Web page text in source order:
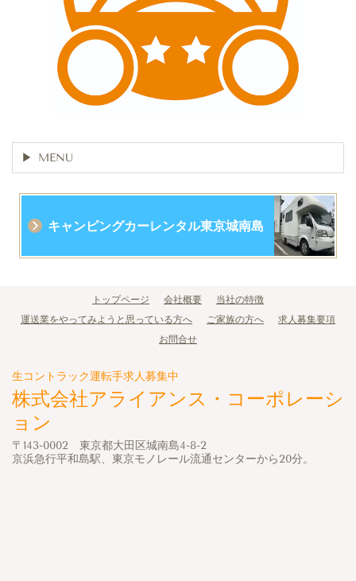
MENU
キャンピングカーレンタル東京城南島
トップページ 会社概要
当社の特徴
運送業をやってみようと思っている方へ
ご家族の方へ
求人募集要項
お問合せ
生コントラック運転手求人募集中
株式会社アライアンス・コーポレーシ
ョン
〒143-0002 東京都大田区城南島4-8-2
京浜急行平和島駅、東京モノレール流通センターから20分。